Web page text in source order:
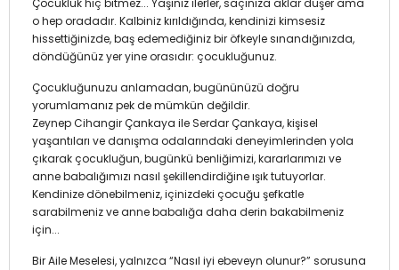
Çocukluk hiç bitmez... Yaşınız ilerler, saçınıza aklar düşer ama
o hep oradadır. Kalbiniz kırıldığında, kendinizi kimsesiz
hissettiğinizde, baş edemediğiniz bir öfkeyle sınandığınızda,
döndüğünüz yer yine orasıdır: çocukluğunuz.
Çocukluğunuzu anlamadan, bugününüzü doğru
yorumlamanız pek de mümkün değildir.
Zeynep Cihangir Çankaya ile Serdar Çankaya, kişisel
yaşantıları ve danışma odalarındaki deneyimlerinden yola
çıkarak çocukluğun, bugünkü benliğimizi, kararlarımızı ve
anne babalığımızı nasıl şekillendirdiğine ışık tutuyorlar.
Kendinize dönebilmeniz, içinizdeki çocuğu şefkatle
sarabilmeniz ve anne babalığa daha derin bakabilmeniz
için...
Bir Aile Meselesi, yalnızca “Nasıl iyi ebeveyn olunur?” sorusuna